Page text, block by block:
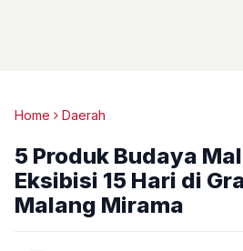
Home Daerah
5 Produk Budaya
Eksibisi 15 Hari di
Malang Mirama